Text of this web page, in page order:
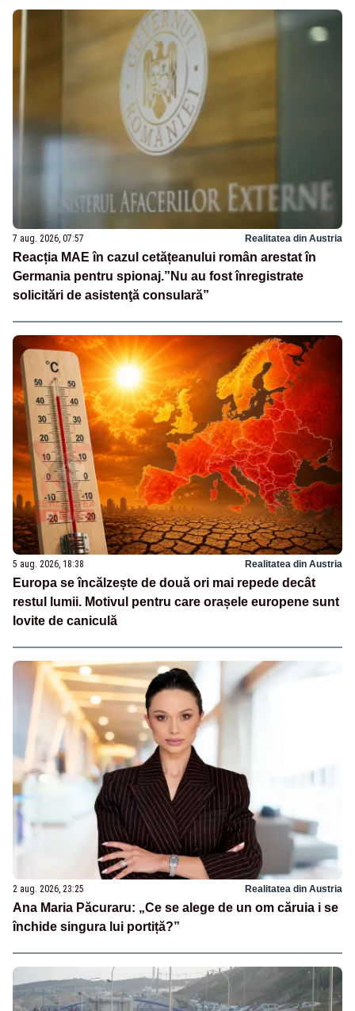
7 aug. 2026, 07:57 Realitatea din Austria
Reacția MAE în cazul cetățeanului român arestat în
Germania pentru spionaj.”Nu au fost înregistrate
solicitări de asistenţă consulară”
5 aug. 2026, 18:38 Realitatea din Austria
Europa se încălzește de două ori mai repede decât
restul lumii. Motivul pentru care orașele europene sunt
lovite de caniculă
2 aug. 2026, 23:25 Realitatea din Austria
Ana Maria Păcuraru: „Ce se alege de un om căruia i se
închide singura lui portiță?”